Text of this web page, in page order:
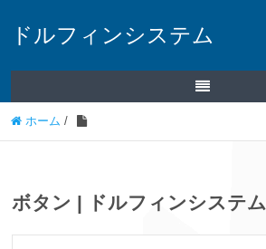
ドルフィンシステム
ホーム /
ボタン | ドルフィンシステム